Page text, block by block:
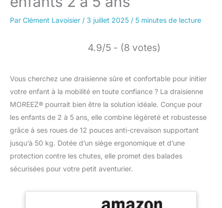
Par Clément Lavoisier / 3 juillet 2025 / 5 minutes de lecture
4.9/5 - (8 votes)
Vous cherchez une draisienne sûre et confortable pour initier
votre enfant à la mobilité en toute confiance ? La draisienne
MOREEZ® pourrait bien être la solution idéale. Conçue pour
les enfants de 2 à 5 ans, elle combine légèreté et robustesse
grâce à ses roues de 12 pouces anti-crevaison supportant
jusqu’à 50 kg. Dotée d’un siège ergonomique et d’une
protection contre les chutes, elle promet des balades
sécurisées pour votre petit aventurier.